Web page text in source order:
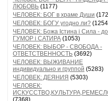
ЛЮБОВЬ (1177)
ЧЕЛОВЕК: БОГ в храме Души
ЧЕЛОВЕК: БОГУ угодно ли?
ЧЕЛОВЕК: Божа Істина і Сила -
ГУМОР і САТИРА (1053)
ЧЕЛОВЕК: ВЫБОР - СВОБОДА -
ОТВЕТСТВЕННОСТЬ (3692)
ЧЕЛОВЕК: ВЫЖИВАНИЕ
индивидуально и группой (5283)
ЧЕЛОВЕК: ДЕЯНИЯ (5303)
ЧЕЛОВЕК:
(7368)